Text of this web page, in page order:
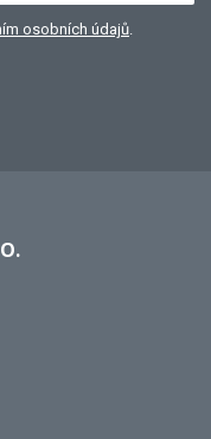
osobních údajů